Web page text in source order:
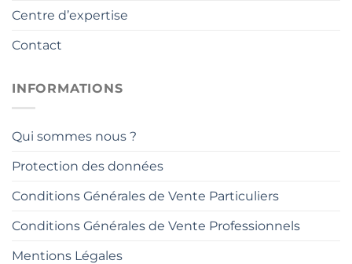
Centre d’expertise
Contact
INFORMATIONS
Qui sommes nous ?
Protection des données
Conditions Générales de Vente Particuliers
Conditions Générales de Vente Professionnels
Mentions Légales